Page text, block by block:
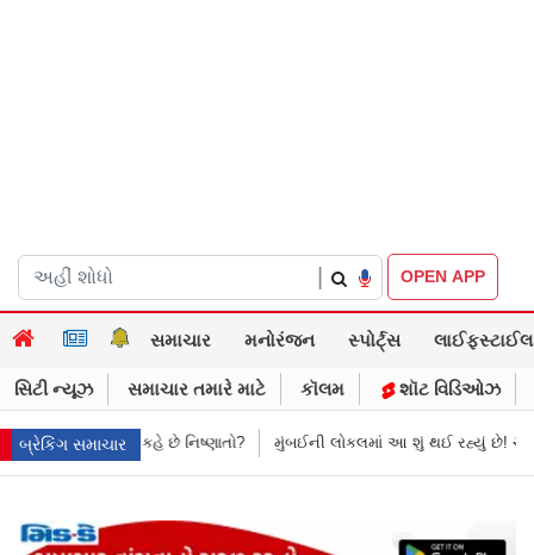
OPEN APP
સમાચાર મનોરંજન સ્પોર્ટ્સ લાઈફસ્ટાઈલ
સિટી ન્યૂઝ સમાચાર તમારે માટે કૉલમ શૉટ વિડિઓઝ
બ્રેકિંગ સમાચાર
છે! ચાલુ ટ્રેનમાં મહિલા પર બેલ્ટથી હુમલો અને પછી… થાઇલેન્ડની